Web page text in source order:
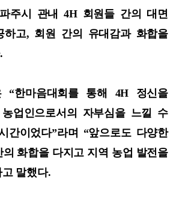
주시 관내 4H 회원들 간의 대면
하고, 회원 간의 유대감과 화합을
“한마음대회를 통해 4H 정신을
업인으로서의 자부심을 느낄 수
간이었다”라며 “앞으로도 다양한
화합을 다지고 지역 농업 발전을
말했다.